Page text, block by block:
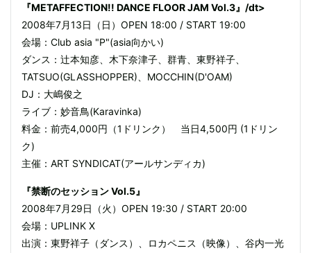
『METAFFECTION!! DANCE FLOOR JAM Vol.3』/dt>
2008年7月13日（日）OPEN 18:00 / START 19:00
会場：Club asia "P"(asia向かい)
ダンス：辻本知彦、木下奈津子、群青、東野祥子、
TATSUO(GLASSHOPPER)、MOCCHIN(D'OAM)
DJ：大嶋俊之
ライブ：妙音鳥(Karavinka)
料金：前売4,000円（1ドリンク） 当日4,500円 (1ドリン
ク)
主催：ART SYNDICAT(アールサンディカ)
『禁断のセッション Vol.5』
2008年7月29日（火）OPEN 19:30 / START 20:00
会場：UPLINK X
出演：東野祥子（ダンス）、ロカペニス（映像）、谷内一光